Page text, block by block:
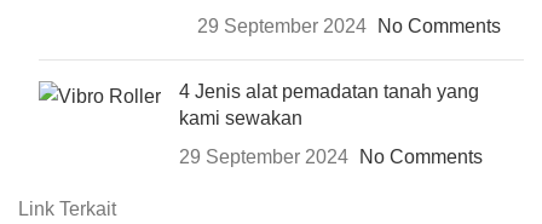
29 September 2024
No Comments
4 Jenis alat pemadatan tanah yang
kami sewakan
29 September 2024
No Comments
Link Terkait